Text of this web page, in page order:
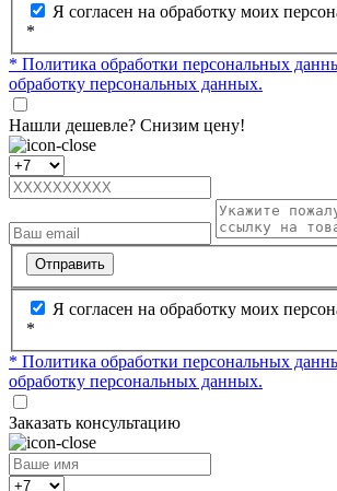
Я согласен на обработку моих
*
* Политика обработки персональных
обработку персональных данных.
Нашли дешевле? Снизим цену!
Отправить
Я согласен на обработку моих
*
* Политика обработки персональных
обработку персональных данных.
Заказать консультацию